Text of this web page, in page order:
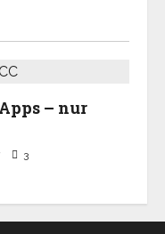
– nur
3